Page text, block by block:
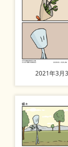
2021年3月